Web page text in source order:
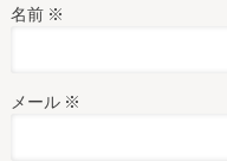
名前 ※
メール ※